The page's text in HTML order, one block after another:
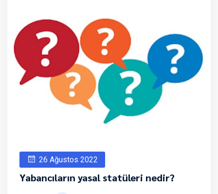
26 Ağustos 2022
Yabancıların yasal statüleri nedir?